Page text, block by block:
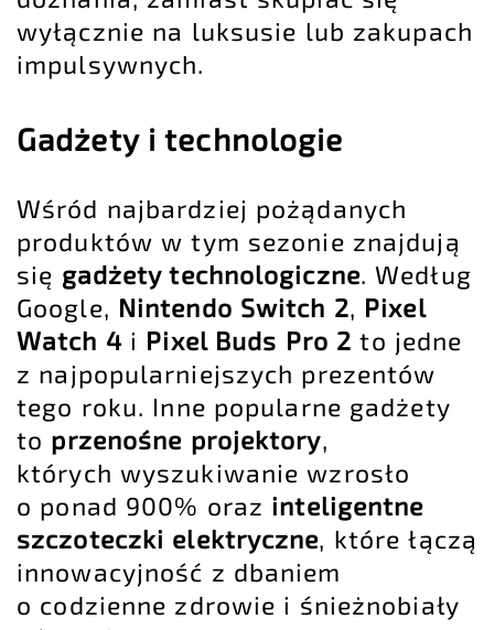
wyłącznie na luksusie lub zakupach
impulsywnych.
Gadżety i technologie
Wśród najbardziej pożądanych
produktów w tym sezonie znajdują
się gadżety technologiczne. Według
Google, Nintendo Switch 2, Pixel
Watch 4 i Pixel Buds Pro 2 to jedne
z najpopularniejszych prezentów
tego roku. Inne popularne gadżety
to przenośne projektory,
których wyszukiwanie wzrosło
o ponad 900% oraz inteligentne
szczoteczki elektryczne, które łączą
innowacyjność z dbaniem
o codzienne zdrowie i śnieżnobiały